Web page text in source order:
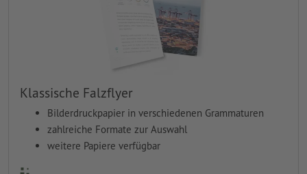
Klassische Falzflyer
Bilderdruckpapier in verschiedenen Grammaturen
zahlreiche Formate zur Auswahl
weitere Papiere verfügbar